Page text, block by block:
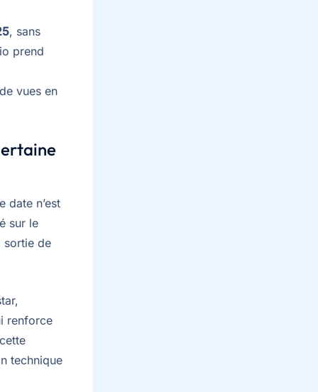
, sans
prend
vues en
date n’est
sur le
sortie de
renforce
technique